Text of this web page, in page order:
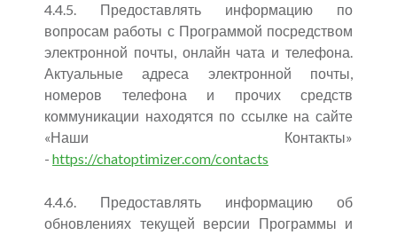
4.4.5. Предоставлять информацию по
вопросам работы с Программой посредством
электронной почты, онлайн чата и телефона.
Актуальные адреса электронной почты,
номеров телефона и прочих средств
коммуникации находятся по ссылке на сайте
«Наши Контакты»
- https://chatoptimizer.com/contacts
4.4.6. Предоставлять информацию об
обновлениях текущей версии Программы и